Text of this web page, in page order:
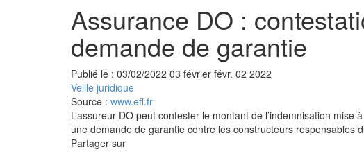
Assurance DO :
demande de garantie
Publié le : 03/02/2022 03 février févr. 02 2022
Veille juridique
Source : www.efl.fr
L’assureur DO peut contester le montant de l’indemnisation
une demande de garantie contre les constructeurs responsables
Partager sur